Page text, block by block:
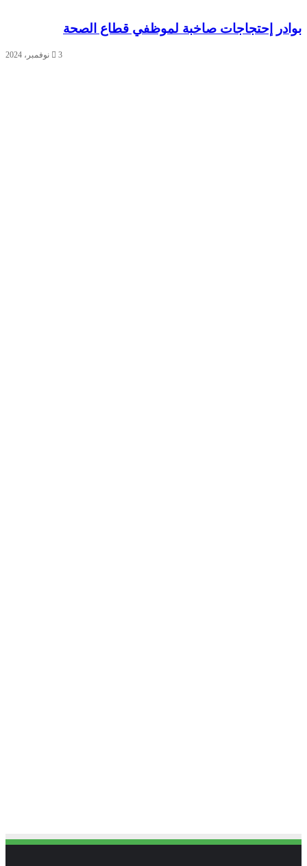
بوادر إحتجاجات صاخبة لموظفي قطاع الصحة
3 نوفمبر، 2024